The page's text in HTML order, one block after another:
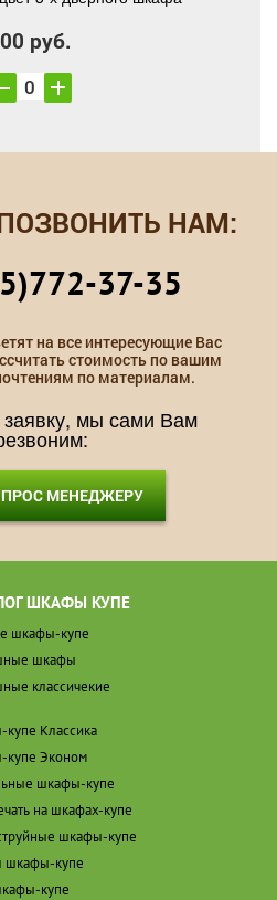
руб.
НАМ:
37-35
на все интересующие Вас
стоимость по вашим
по материалам.
заявку, мы сами Вам
МЕНЕДЖЕРУ
ШКАФЫ КУПЕ
шкафы-купе
шкафы
классичекие
Классика
Эконом
шкафы-купе
на шкафах-купе
шкафы-купе
шкафы-купе
купе